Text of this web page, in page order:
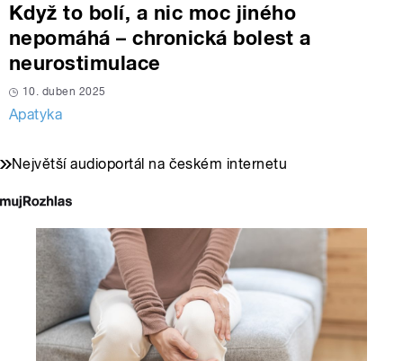
Když to bolí, a nic moc jiného
nepomáhá – chronická bolest a
neurostimulace
10. duben 2025
Apatyka
Největší audioportál na českém internetu